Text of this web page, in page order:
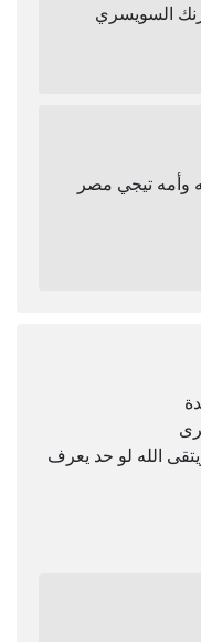
السويسري
وأمه تيجي مصر
الله لو حد يعرف